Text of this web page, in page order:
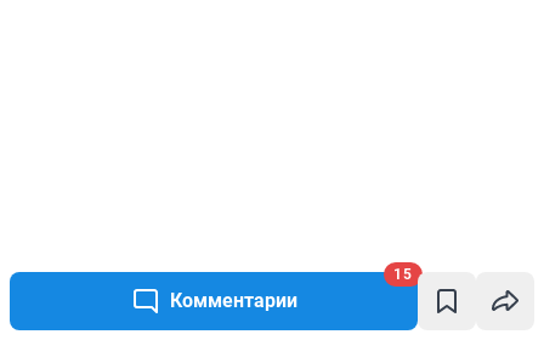
Комментарии
15